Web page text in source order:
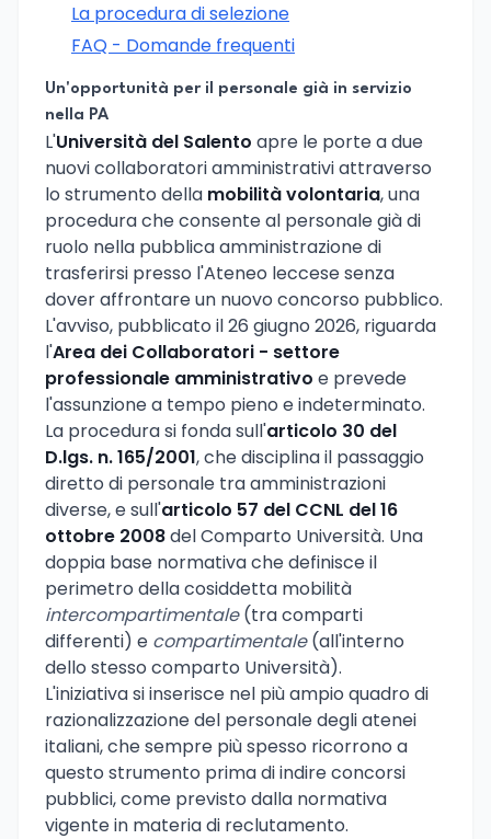
La procedura di selezione
FAQ - Domande frequenti
Un'opportunità per il personale già in servizio
nella PA
L'Università del Salento apre le porte a due
nuovi collaboratori amministrativi attraverso
lo strumento della mobilità volontaria, una
procedura che consente al personale già di
ruolo nella pubblica amministrazione di
trasferirsi presso l'Ateneo leccese senza
dover affrontare un nuovo concorso pubblico.
L'avviso, pubblicato il 26 giugno 2026, riguarda
l'Area dei Collaboratori - settore
professionale amministrativo e prevede
l'assunzione a tempo pieno e indeterminato.
La procedura si fonda sull'articolo 30 del
D.lgs. n. 165/2001, che disciplina il passaggio
diretto di personale tra amministrazioni
diverse, e sull'articolo 57 del CCNL del 16
ottobre 2008del Comparto Università. Una
doppia base normativa che definisce il
perimetro della cosiddetta mobilità
intercompartimentale(tra comparti
differenti) e compartimentale(all'interno
dello stesso comparto Università).
L'iniziativa si inserisce nel più ampio quadro di
razionalizzazione del personale degli atenei
italiani, che sempre più spesso ricorrono a
questo strumento prima di indire concorsi
pubblici, come previsto dalla normativa
vigente in materia di reclutamento.